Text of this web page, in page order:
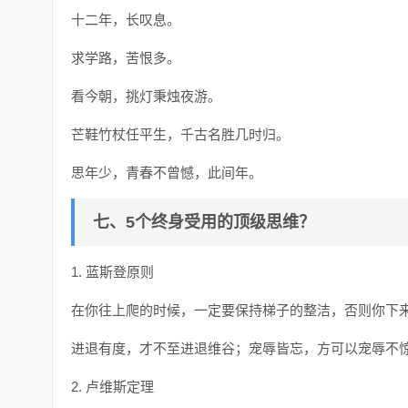
十二年，长叹息。
求学路，苦恨多。
看今朝，挑灯秉烛夜游。
芒鞋竹杖任平生，千古名胜几时归。
思年少，青春不曾憾，此间年。
七、5个终身受用的顶级思维？
1. 蓝斯登原则
在你往上爬的时候，一定要保持梯子的整洁，否则你下
进退有度，才不至进退维谷；宠辱皆忘，方可以宠辱不惊
2. 卢维斯定理